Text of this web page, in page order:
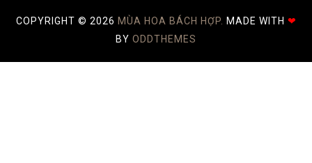
COPYRIGHT © 2026 MÙA HOA BÁCH HỢP. MADE WITH ❤
BY ODDTHEMES